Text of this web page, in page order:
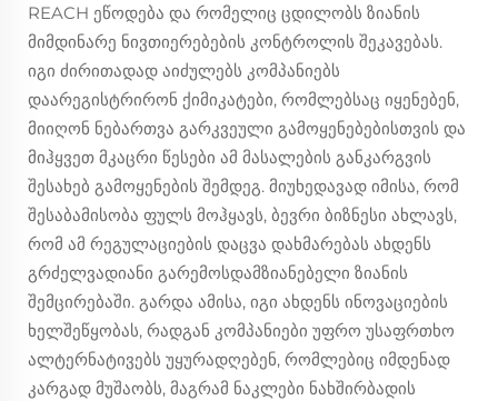
REACH ეწოდება და რომელიც ცდილობს ზიანის
მიმდინარე ნივთიერებების კონტროლის შეკავებას.
იგი ძირითადად აიძულებს კომპანიებს
დაარეგისტრირონ ქიმიკატები, რომლებსაც იყენებენ,
მიიღონ ნებართვა გარკვეული გამოყენებებისთვის და
მიჰყვეთ მკაცრი წესები ამ მასალების განკარგვის
შესახებ გამოყენების შემდეგ. მიუხედავად იმისა, რომ
შესაბამისობა ფულს მოჰყავს, ბევრი ბიზნესი ახლავს,
რომ ამ რეგულაციების დაცვა დახმარებას ახდენს
გრძელვადიანი გარემოსდამზიანებელი ზიანის
შემცირებაში. გარდა ამისა, იგი ახდენს ინოვაციების
ხელშეწყობას, რადგან კომპანიები უფრო უსაფრთხო
ალტერნატივებს უყურადღებენ, რომლებიც იმდენად
კარგად მუშაობს, მაგრამ ნაკლები ნახშირბადის